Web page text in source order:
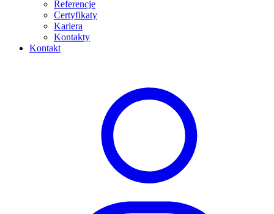
Referencje
Certyfikaty
Kariera
Kontakty
Kontakt